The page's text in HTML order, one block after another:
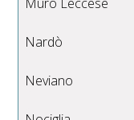
Nardò
Neviano